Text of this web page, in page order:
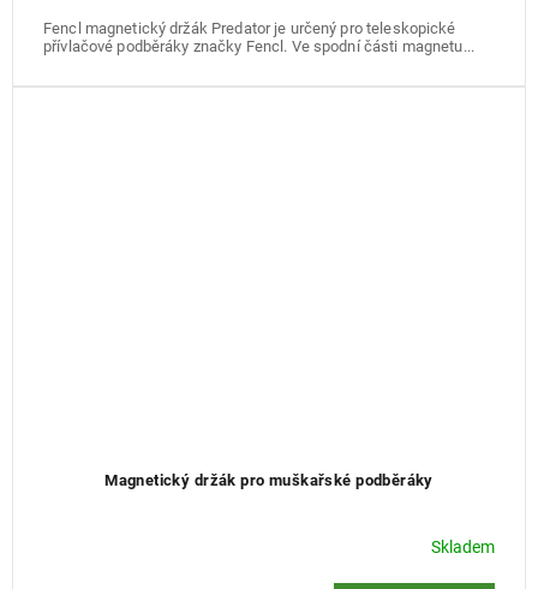
Fencl magnetický držák Predator je určený pro teleskopické
přívlačové podběráky značky Fencl. Ve spodní části magnetu...
Magnetický držák pro muškařské podběráky
Skladem